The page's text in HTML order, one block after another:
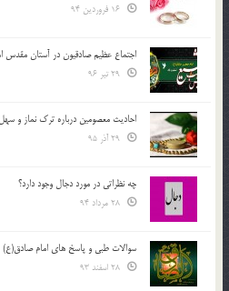
اجتماع عظیم صادقیون در آستان مقدس
احادیث معصومین درباره ترک نماز و
چه نظراتی در مورد دجال وجود دارد؟
سوالات طبی و پاسخ های امام صادق(ع)